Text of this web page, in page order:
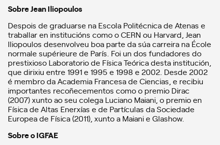
Sobre Jean Iliopoulos
Despois de graduarse na Escola Politécnica de Atenas e
traballar en institucións como o CERN ou Harvard, Jean
Iliopoulos desenvolveu boa parte da súa carreira na École
normale supérieure de París. Foi un dos fundadores do
prestixioso Laboratorio de Física Teórica desta institución,
que dirixiu entre 1991 e 1995 e 1998 e 2002. Desde 2002
é membro da Academia Francesa de Ciencias, e recibiu
importantes recoñecementos como o premio Dirac
(2007) xunto ao seu colega Luciano Maiani, o premio en
Física de Altas Enerxías e de Partículas da Sociedade
Europea de Física (2011), xunto a Maiani e Glashow.
Sobre o IGFAE